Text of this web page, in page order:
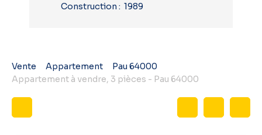
Construction : 1989
Vente Appartement
Pau 64000
Appartement à vendre, 3 pièces - Pau 64000